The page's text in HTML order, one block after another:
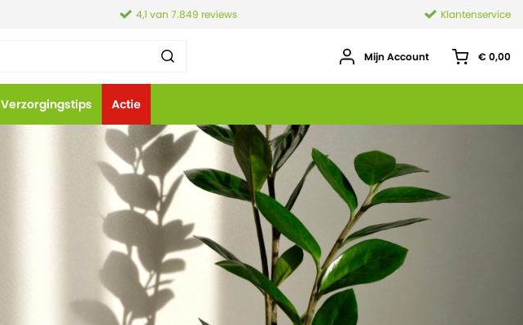
4,1 van 7.849 reviews Klantenservice
Mijn Account € 0,00
Verzorgingstips Actie